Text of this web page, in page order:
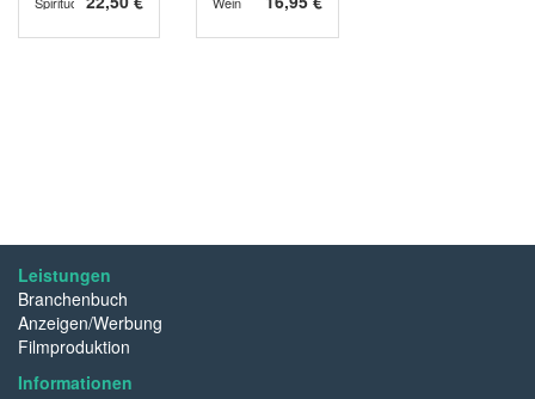
Leistungen
Branchenbuch
Anzeigen/Werbung
Filmproduktion
Informationen